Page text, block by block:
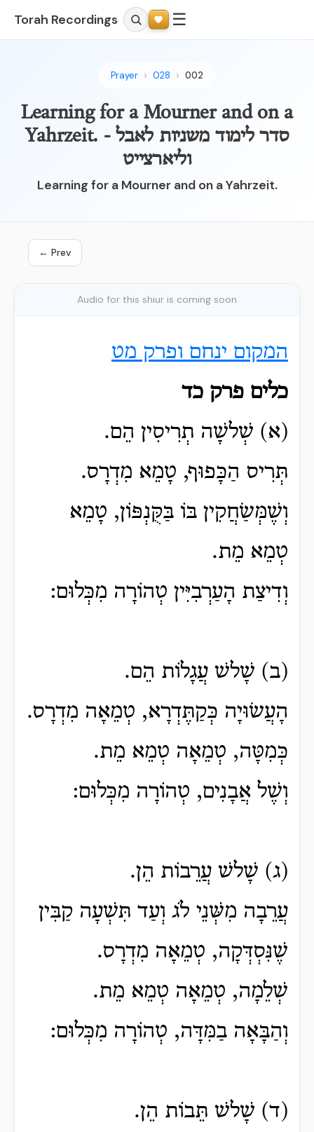
Torah Recordings ☰
Prayer 028 002
Learning for a Mourner and on a
Yahrzeit. - סדר לימוד משניות לאבל
וליארצייט
Learning for a Mourner and on a Yahrzeit.
← Prev
Audio for this shiur is coming soon
המקום ינחם ופרק מט
כלים פרק כד
(א) שְׁלשָׁה תְרִיסִין הֵם.
תְּרִיס הַכָּפוּף, טָמֵא מִדְרָס.
וְשֶׁמְּשַׂחֲקִין בּוֹ בַּקֻּנְפּוֹן, טָמֵא
טְמֵא מֵת.
וְדִיצַת הָעַרְבִיִּין טְהוֹרָה מִכְּלוּם:
(ב) שָׁלשׁ עֲגָלוֹת הֵם.
הָעֲשׂוּיָה כְּקַתֶּדְרָא, טְמֵאָה מִדְרָס.
כְּמִטָּה, טְמֵאָה טְמֵא מֵת.
וְשֶׁל אֲבָנִים, טְהוֹרָה מִכְּלוּם:
(ג) שָׁלשׁ עֲרֵבוֹת הֵן.
עֲרֵבָה מִשְּׁנֵי לֹג וְעַד תִּשְׁעָה קַבִּין
שֶׁנִּסְדְּקָה, טְמֵאָה מִדְרָס.
שְׁלֵמָה, טְמֵאָה טְמֵא מֵת.
וְהַבָּאָה בַמִּדָּה, טְהוֹרָה מִכְּלוּם:
(ד) שָׁלשׁ תֵּבוֹת הֵן.